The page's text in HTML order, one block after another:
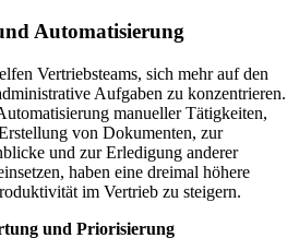
Automatisierung
Vertriebsteams, sich mehr auf den
Aufgaben zu konzentrieren.
manueller Tätigkeiten,
von Dokumenten, zur
und zur Erledigung anderer
haben eine dreimal höhere
im Vertrieb zu steigern.
und Priorisierung